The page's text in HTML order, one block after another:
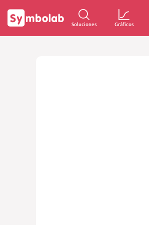
Soluciones Gráficos